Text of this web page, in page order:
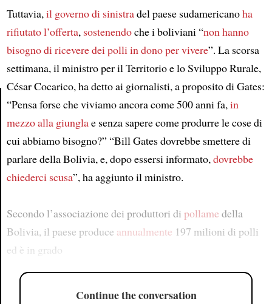
Article
Tuttavia,il governo di sinistradel paese sudamericanoha
rifiutato l’offerta, sostenendoche i boliviani “non hanno
bisogno di ricevere dei polli in donoper vivere”. La scorsa
settimana, il ministro per il Territorio e lo Sviluppo Rurale,
César Cocarico, ha detto ai giornalisti, a proposito di Gates:
“Pensa forse che viviamo ancora come 500 anni fa,in
mezzo alla giunglae senza sapere come produrre le cose di
cui abbiamo bisogno?” “Bill Gates dovrebbe smettere di
parlare della Bolivia, e, dopo essersi informato,dovrebbe
chiederci scusa”, ha aggiunto il ministro.
Secondo l’associazione dei produttori di pollamedella
Bolivia, il paese produce annualmente 197 milioni di polli
ed è in grado
Continue the conversation